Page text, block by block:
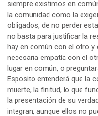
siempre existimos en
la comunidad como la
obligados, de no perder
no basta para justificar la
hay en común con el otro y
necesaria empatía con el
lugar en común, o
Esposito entenderá que la
muerte, la finitud, lo que
la presentación de su
integran, aun­que ellos no